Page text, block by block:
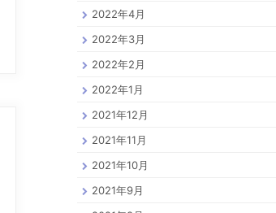
2022年4月
2022年3月
2022年2月
2022年1月
2021年12月
2021年11月
2021年10月
2021年9月